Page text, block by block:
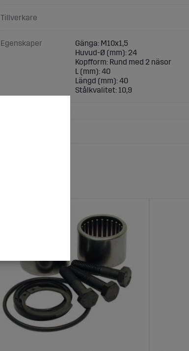
Tillverkare
Egenskaper
Gänga: M10x1,5
Huvud-Ø (mm): 24
Kopfform: Rund med 2 näsor
L (mm): 40
Längd (mm): 40
Stålkvalitet: 10,9